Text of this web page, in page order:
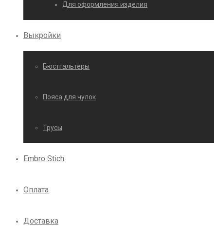
Для оформления изделия
Выкройки
Бюстгальтеры
Пояса для чулок
Трусы
Embro Stich
Оплата
Доставка